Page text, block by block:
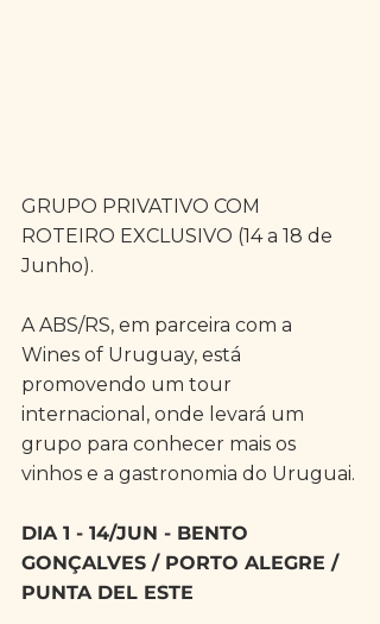
GRUPO PRIVATIVO COM
ROTEIRO EXCLUSIVO (14 a 18 de
Junho).
A ABS/RS, em parceira com a
Wines of Uruguay, está
promovendo um tour
internacional, onde levará um
grupo para conhecer mais os
vinhos e a gastronomia do Uruguai.
DIA 1 - 14/JUN - BENTO
GONÇALVES / PORTO ALEGRE /
PUNTA DEL ESTE